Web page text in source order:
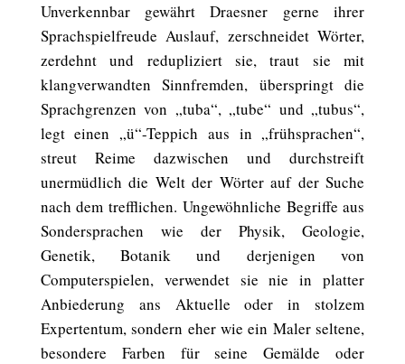
Unverkennbar gewährt Draesner gerne ihrer
Sprachspielfreude Auslauf, zerschneidet Wörter,
zerdehnt und redupliziert sie, traut sie mit
klangverwandten Sinnfremden, überspringt die
Sprachgrenzen von „tuba“, „tube“ und „tubus“,
legt einen „ü“-Teppich aus in „frühsprachen“,
streut Reime dazwischen und durchstreift
unermüdlich die Welt der Wörter auf der Suche
nach dem trefflichen. Ungewöhnliche Begriffe aus
Sondersprachen wie der Physik, Geologie,
Genetik, Botanik und derjenigen von
Computerspielen, verwendet sie nie in platter
Anbiederung ans Aktuelle oder in stolzem
Expertentum, sondern eher wie ein Maler seltene,
besondere Farben für seine Gemälde oder